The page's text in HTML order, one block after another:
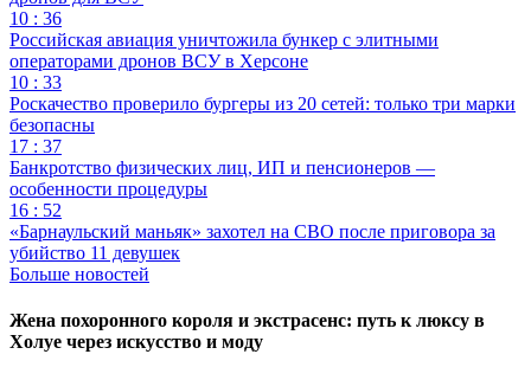
10 : 36
Российская авиация уничтожила бункер с элитными
операторами дронов ВСУ в Херсоне
10 : 33
Роскачество проверило бургеры из 20 сетей: только три марки
безопасны
17 : 37
Банкротство физических лиц, ИП и пенсионеров —
особенности процедуры
16 : 52
«Барнаульский маньяк» захотел на СВО после приговора за
убийство 11 девушек
Больше новостей
Жена похоронного короля и экстрасенс: путь к люксу в
Холуе через искусство и моду